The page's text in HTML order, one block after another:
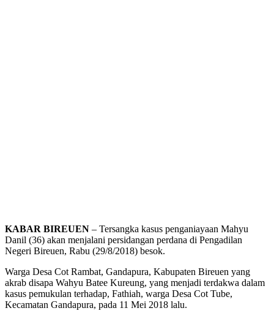
KABAR BIREUEN – Tersangka kasus penganiayaan Mahyu
Danil (36) akan menjalani persidangan perdana di Pengadilan
Negeri Bireuen, Rabu (29/8/2018) besok.
Warga Desa Cot Rambat, Gandapura, Kabupaten Bireuen yang
akrab disapa Wahyu Batee Kureung, yang menjadi terdakwa dalam
kasus pemukulan terhadap, Fathiah, warga Desa Cot Tube,
Kecamatan Gandapura, pada 11 Mei 2018 lalu.